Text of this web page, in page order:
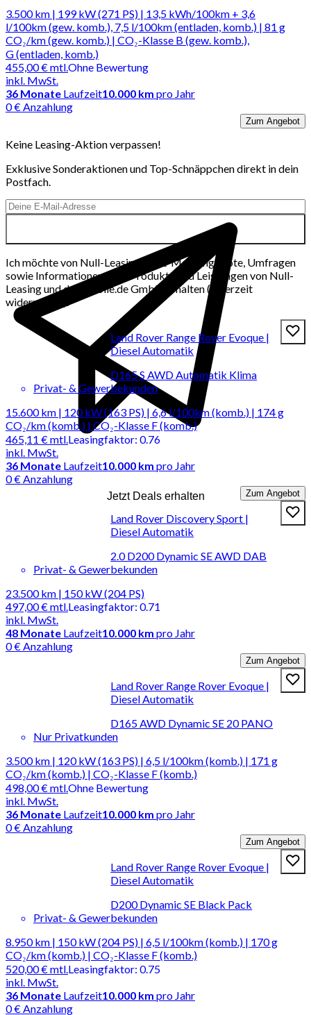
3.500 km | 199 kW (271 PS) | 13,5 kWh/100km + 3,6
l/100km (gew. komb.), 7,5 l/100km (entladen, komb.) | 81 g
CO₂/km (gew. komb.) | CO₂-Klasse B (gew. komb.),
G (entladen, komb.)
455,00 €mtl.
inkl. MwSt.
Ohne Bewertung
36 Monate Laufzeit10.000 km pro Jahr
0 € Anzahlung
Zum Angebot
Keine Leasing-Aktion verpassen!
Exklusive Sonderaktionen und Top-Schnäppchen direkt in dein
Postfach.
Jetzt Deals erhalten
Ich möchte von Null-Leasing per E-Mail Angebote, Umfragen
sowie Informationen über Produkte und Leistungen von Null-
Leasing und der mobile.de GmbH erhalten (jederzeit
widerrufbar).
Land Rover Range Rover Evoque |
Diesel Automatik
D165 S AWD Automatik Klima
Privat- & Gewerbekunden
15.600 km | 120 kW (163 PS) | 6,6 l/100km (komb.) | 174 g
CO₂/km (komb.) | CO₂-Klasse F (komb.)
465,11 €mtl.
inkl. MwSt.
Leasingfaktor: 0.76
36 Monate Laufzeit10.000 km pro Jahr
0 € Anzahlung
Zum Angebot
Land Rover Discovery Sport |
Diesel Automatik
2.0 D200 Dynamic SE AWD DAB
Privat- & Gewerbekunden
23.500 km | 150 kW (204 PS)
497,00 €mtl.
inkl. MwSt.
Leasingfaktor: 0.71
48 Monate Laufzeit10.000 km pro Jahr
0 € Anzahlung
Zum Angebot
Land Rover Range Rover Evoque |
Diesel Automatik
D165 AWD Dynamic SE 20 PANO
Nur Privatkunden
3.500 km | 120 kW (163 PS) | 6,5 l/100km (komb.) | 171 g
CO₂/km (komb.) | CO₂-Klasse F (komb.)
498,00 €mtl.
inkl. MwSt.
Ohne Bewertung
36 Monate Laufzeit10.000 km pro Jahr
0 € Anzahlung
Zum Angebot
Land Rover Range Rover Evoque |
Diesel Automatik
D200 Dynamic SE Black Pack
Privat- & Gewerbekunden
8.950 km | 150 kW (204 PS) | 6,5 l/100km (komb.) | 170 g
CO₂/km (komb.) | CO₂-Klasse F (komb.)
520,00 €mtl.
inkl. MwSt.
Leasingfaktor: 0.75
36 Monate Laufzeit10.000 km pro Jahr
0 € Anzahlung